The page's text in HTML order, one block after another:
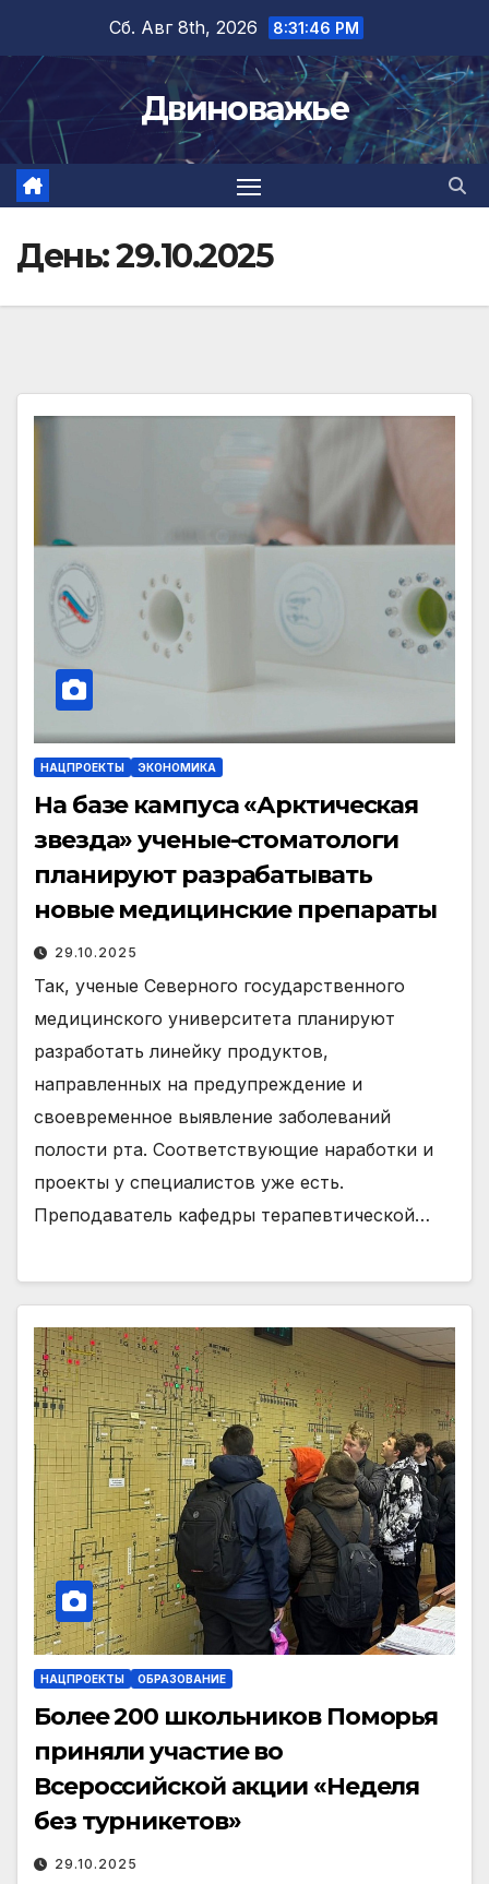
содержимому
Сб. Авг 8th, 2026 8:31:47 PM
Двиноважье
День:29.10.2025
НАЦПРОЕКТЫ ЭКОНОМИКА
На базе кампуса «Арктическая
звезда» ученые-стоматологи
планируют разрабатывать
новые медицинские препараты
29.10.2025
Так, ученые Северного государственного
медицинского университета планируют
разработать линейку продуктов,
направленных на предупреждение и
своевременное выявление заболеваний
полости рта. Соответствующие наработки и
проекты у специалистов уже есть.
Преподаватель кафедры терапевтической…
НАЦПРОЕКТЫ ОБРАЗОВАНИЕ
Более 200 школьников Поморья
приняли участие во
Всероссийской акции «Неделя
без турникетов»
29.10.2025